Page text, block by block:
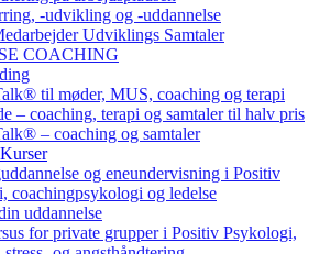
-udvikling og -uddannelse
Udviklings Samtaler
COACHING
til møder, MUS, coaching og terapi
– coaching, terapi og samtaler til halv pris
– coaching og samtaler
og eneundervisning i Positiv
coachingpsykologi og ledelse
uddannelse
for private grupper i Positiv Psykologi,